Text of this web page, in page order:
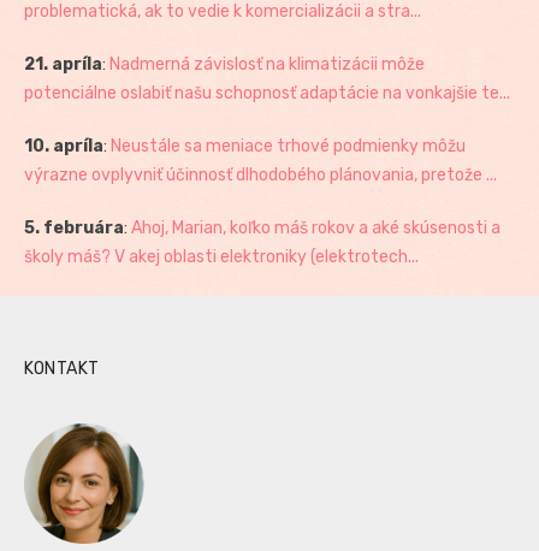
problematická, ak to vedie k komercializácii a stra...
21. apríla: Nadmerná závislosť na klimatizácii môže
potenciálne oslabiť našu schopnosť adaptácie na vonkajšie te...
10. apríla: Neustále sa meniace trhové podmienky môžu
výrazne ovplyvniť účinnosť dlhodobého plánovania, pretože ...
5. februára: Ahoj, Marian, koľko máš rokov a aké skúsenosti a
školy máš? V akej oblasti elektroniky (elektrotech...
KONTAKT